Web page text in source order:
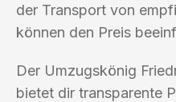
der Transport von
können den Preis
Der Umzugskönig
bietet dir transparente